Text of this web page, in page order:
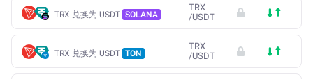
TRX 兑换为 USDT SOLANA
TRX
/USDT
TRX 兑换为 USDT TON
TRX
/USDT